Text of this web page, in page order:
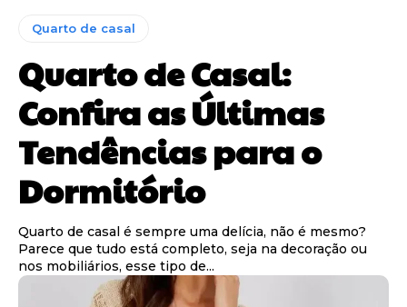
Quarto de casal
Quarto de Casal:
Confira as Últimas
Tendências para o
Dormitório
Quarto de casal é sempre uma delícia, não é mesmo?
Parece que tudo está completo, seja na decoração ou
nos mobiliários, esse tipo de...